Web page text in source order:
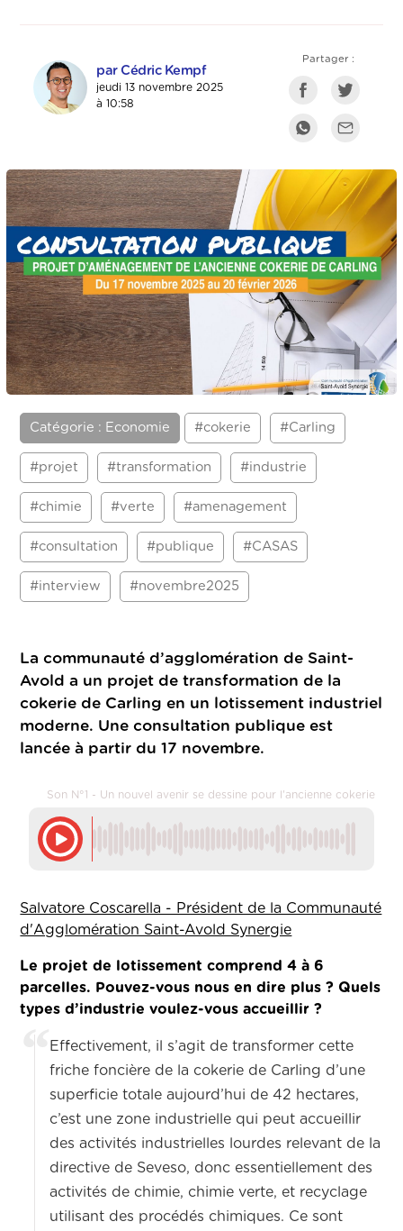
par Cédric Kempf
jeudi 13 novembre 2025
à 10:58
Partager :
Catégorie : Economie #cokerie #Carling
#projet #transformation #industrie
#chimie #verte #amenagement
#consultation #publique #CASAS
#interview #novembre2025
La communauté d’agglomération de Saint-
Avold a un projet de transformation de la
cokerie de Carling en un lotissement industriel
moderne. Une consultation publique est
lancée à partir du 17 novembre.
Son N°1 - Un nouvel avenir se dessine pour l'ancienne cokerie
Salvatore Coscarella - Président de la Communauté
d'Agglomération Saint-Avold Synergie
Le projet de lotissement comprend 4 à 6
parcelles. Pouvez-vous nous en dire plus ? Quels
types d’industrie voulez-vous accueillir ?
Effectivement, il s’agit de transformer cette
friche foncière de la cokerie de Carling d’une
superficie totale aujourd’hui de 42 hectares,
c’est une zone industrielle qui peut accueillir
des activités industrielles lourdes relevant de la
directive de Seveso, donc essentiellement des
activités de chimie, chimie verte, et recyclage
utilisant des procédés chimiques. Ce sont